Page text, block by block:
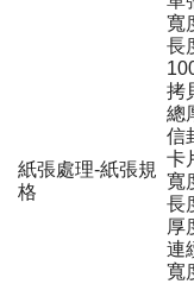
紙張處理-紙張規
格
寬
長
拷
總
信
卡
寬
長
厚
連
寬